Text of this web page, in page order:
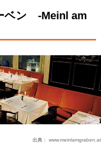
ベン -Meinl am
出典： www.meinlamgraben.at